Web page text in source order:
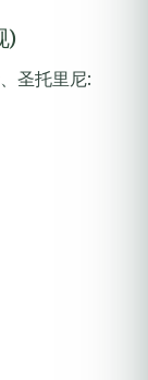
)
圣托里尼: